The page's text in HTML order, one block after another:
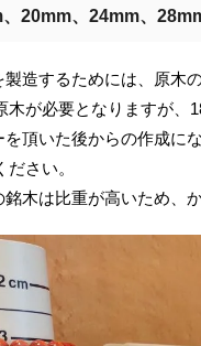
20mm、24mm、
造するためには、原木
が必要となりますが、
頂いた後からの作成に
さい。
木は比重が高いため、